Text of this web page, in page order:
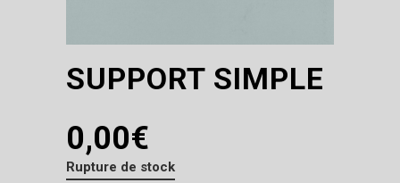
SUPPORT SIMPLE
0,00€
Rupture de stock